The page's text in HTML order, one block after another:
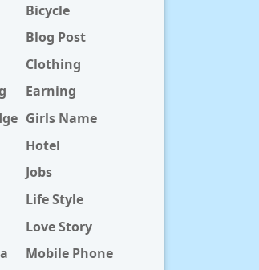
Bicycle
Blog Post
Clothing
Earning
Girls Name
Hotel
Jobs
Life Style
Love Story
Mobile Phone